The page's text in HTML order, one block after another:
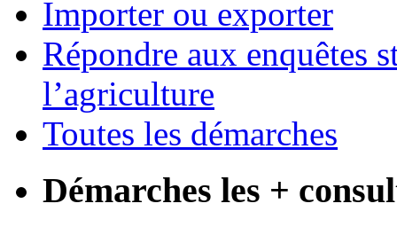
Importer ou exporter
Répondre aux enquêtes
l’agriculture
Toutes les démarches
Démarches les +